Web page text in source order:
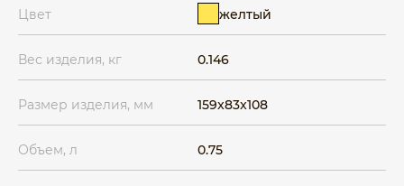
Цвет желтый
Вес изделия, кг 0.146
Размер изделия, мм 159x83x108
Объем, л 0.75